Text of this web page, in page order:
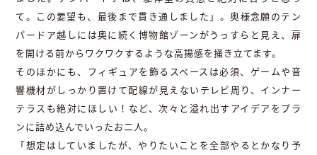
て。この要望も、最後まで貫き通しました」。奥様念願のテン
パードア越しには奥に続く博物館ゾーンがうっすらと見え、扉
を開ける前からワクワクするような高揚感を掻き立てます。
そのほかにも、フィギュアを飾るスペースは必須、ゲームや音
響機材がしっかり置けて配線が見えないテレビ周り、インナー
テラスも絶対にほしい！など、次々と溢れ出すアイデアをプラ
ンに詰め込んでいったお二人。
「想定はしていましたが、やりたいことを全部やるとかなり予